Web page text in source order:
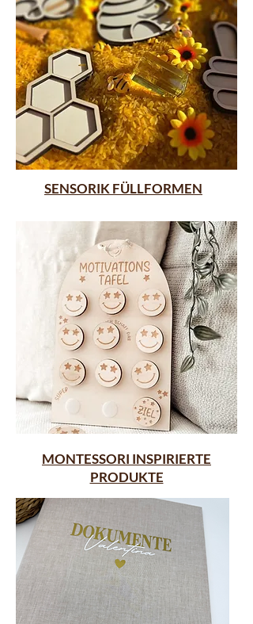
SENSORIK FÜLLFORMEN
MONTESSORI INSPIRIERTE
PRODUKTE